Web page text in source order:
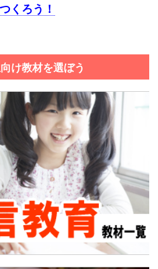
つくろう！
け教材を選ぼう